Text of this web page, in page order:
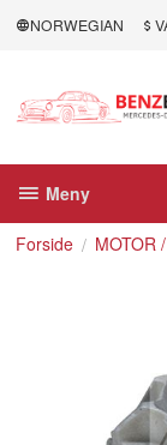
NORWEGIAN
Meny
Forside MOTOR